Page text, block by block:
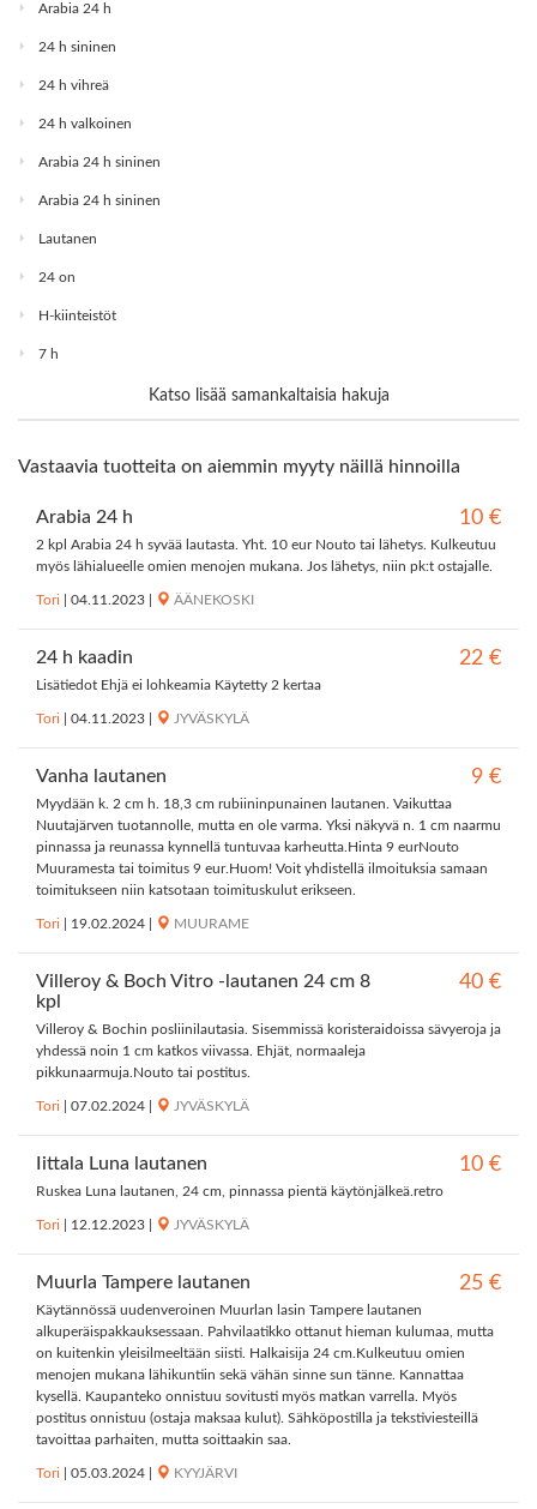
Arabia 24 h
24 h sininen
24 h vihreä
24 h valkoinen
Arabia 24 h sininen
Arabia 24 h sininen
Lautanen
24 on
H-kiinteistöt
7 h
Katso lisää samankaltaisia hakuja
Vastaavia tuotteita on aiemmin myyty näillä hinnoilla
Arabia 24 h 10 €
2 kpl Arabia 24 h syvää lautasta. Yht. 10 eur Nouto tai lähetys. Kulkeutuu
myös lähialueelle omien menojen mukana. Jos lähetys, niin pk:t ostajalle.
Tori 04.11.2023 ÄÄNEKOSKI
24 h kaadin 22 €
Lisätiedot Ehjä ei lohkeamia Käytetty 2 kertaa
Tori 04.11.2023 JYVÄSKYLÄ
Vanha lautanen 9 €
Myydään k. 2 cm h. 18,3 cm rubiininpunainen lautanen. Vaikuttaa
Nuutajärven tuotannolle, mutta en ole varma. Yksi näkyvä n. 1 cm naarmu
pinnassa ja reunassa kynnellä tuntuvaa karheutta.Hinta 9 eurNouto
Muuramesta tai toimitus 9 eur.Huom! Voit yhdistellä ilmoituksia samaan
toimitukseen niin katsotaan toimituskulut erikseen.
Tori 19.02.2024 MUURAME
Villeroy & Boch Vitro -lautanen 24 cm 8
kpl
40 €
Villeroy & Bochin posliinilautasia. Sisemmissä koristeraidoissa sävyeroja ja
yhdessä noin 1 cm katkos viivassa. Ehjät, normaaleja
pikkunaarmuja.Nouto tai postitus.
Tori 07.02.2024 JYVÄSKYLÄ
Iittala Luna lautanen 10 €
Ruskea Luna lautanen, 24 cm, pinnassa pientä käytönjälkeä.retro
Tori 12.12.2023 JYVÄSKYLÄ
Muurla Tampere lautanen 25 €
Käytännössä uudenveroinen Muurlan lasin Tampere lautanen
alkuperäispakkauksessaan. Pahvilaatikko ottanut hieman kulumaa, mutta
on kuitenkin yleisilmeeltään siisti. Halkaisija 24 cm.Kulkeutuu omien
menojen mukana lähikuntiin sekä vähän sinne sun tänne. Kannattaa
kysellä. Kaupanteko onnistuu sovitusti myös matkan varrella. Myös
postitus onnistuu (ostaja maksaa kulut). Sähköpostilla ja tekstiviesteillä
tavoittaa parhaiten, mutta soittaakin saa.
Tori 05.03.2024 KYYJÄRVI